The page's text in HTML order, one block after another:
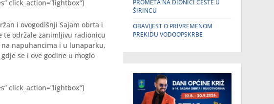
click_action=”lightbox”]
i ovogodišnji Sajam obrta i
te održale zanimljivu radionicu
napuhancima i u lunaparku,
se i ove godine u moglo
click_action=”lightbox”]
PROMETA NA DIONICI CESTE U
ŠIRINCU
OBAVIJEST O PRIVREMENOM
PREKIDU VODOOPSKRBE